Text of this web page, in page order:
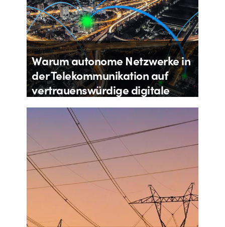
Warum autonome Netzwerke in
der Telekommunikation auf
vertrauenswürdige digitale
Zwillinge der physischen
Infrastruktur angewiesen sind
James Wheatley
20. Juli 2026